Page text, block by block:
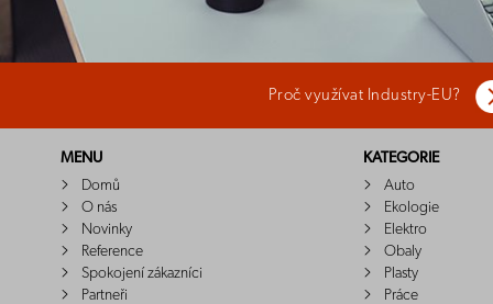
Proč využívat Industry-EU?
MENU
Domů
O nás
Novinky
Reference
Spokojení zákazníci
Partneři
KATEGORIE
Auto
Ekologie
Elektro
Obaly
Plasty
Práce